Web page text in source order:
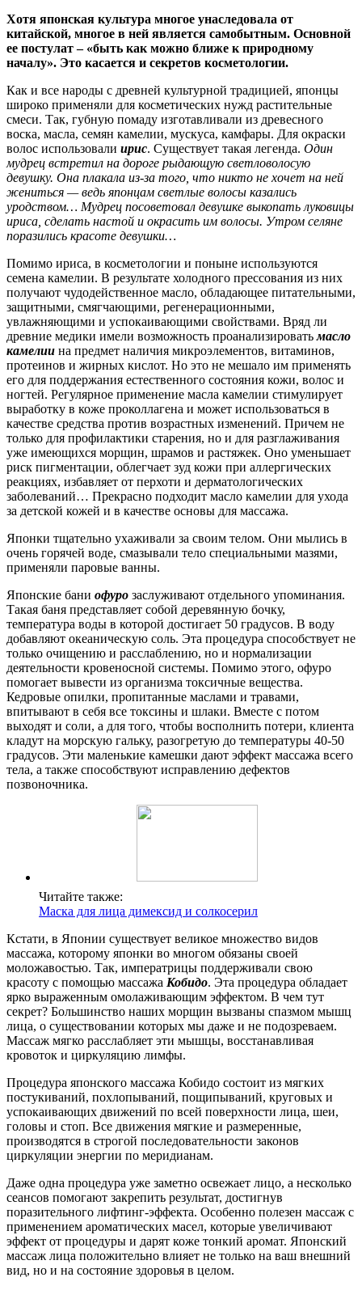
Хотя японская культура многое унаследовала от
китайской, многое в ней является самобытным. Основной
ее постулат – «быть как можно ближе к природному
началу». Это касается и секретов косметологии.
Как и все народы с древней культурной традицией, японцы
широко применяли для косметических нужд растительные
смеси. Так, губную помаду изготавливали из древесного
воска, масла, семян камелии, мускуса, камфары. Для окраски
волос использовали ирис. Существует такая легенда. Один
мудрец встретил на дороге рыдающую светловолосую
девушку. Она плакала из-за того, что никто не хочет на ней
жениться — ведь японцам светлые волосы казались
уродством… Мудрец посоветовал девушке выкопать луковицы
ириса, сделать настой и окрасить им волосы. Утром селяне
поразились красоте девушки…
Помимо ириса, в косметологии и поныне используются
семена камелии. В результате холодного прессования из них
получают чудодейственное масло, обладающее питательными,
защитными, смягчающими, регенерационными,
увлажняющими и успокаивающими свойствами. Вряд ли
древние медики имели возможность проанализироватьмасло
камелии на предмет наличия микроэлементов, витаминов,
протеинов и жирных кислот. Но это не мешало им применять
его для поддержания естественного состояния кожи, волос и
ногтей. Регулярное применение масла камелии стимулирует
выработку в коже проколлагена и может использоваться в
качестве средства против возрастных изменений. Причем не
только для профилактики старения, но и для разглаживания
уже имеющихся морщин, шрамов и растяжек. Оно уменьшает
риск пигментации, облегчает зуд кожи при аллергических
реакциях, избавляет от перхоти и дерматологических
заболеваний… Прекрасно подходит масло камелии для ухода
за детской кожей и в качестве основы для массажа.
Японки тщательно ухаживали за своим телом. Они мылись в
очень горячей воде, смазывали тело специальными мазями,
применяли паровые ванны.
Японские бани офуро заслуживают отдельного упоминания.
Такая баня представляет собой деревянную бочку,
температура воды в которой достигает 50 градусов. В воду
добавляют океаническую соль. Эта процедура способствует не
только очищению и расслаблению, но и нормализации
деятельности кровеносной системы. Помимо этого, офуро
помогает вывести из организма токсичные вещества.
Кедровые опилки, пропитанные маслами и травами,
впитывают в себя все токсины и шлаки. Вместе с потом
выходят и соли, а для того, чтобы восполнить потери, клиента
кладут на морскую гальку, разогретую до температуры 40-50
градусов. Эти маленькие камешки дают эффект массажа всего
тела, а также способствуют исправлению дефектов
позвоночника.
Читайте также:
Маска для лица димексид и солкосерил
Кстати, в Японии существует великое множество видов
массажа, которому японки во многом обязаны своей
моложавостью. Так, императрицы поддерживали свою
красоту с помощью массажа Кобидо. Эта процедура обладает
ярко выраженным омолаживающим эффектом. В чем тут
секрет? Большинство наших морщин вызваны спазмом мышц
лица, о существовании которых мы даже и не подозреваем.
Массаж мягко расслабляет эти мышцы, восстанавливая
кровоток и циркуляцию лимфы.
Процедура японского массажа Кобидо состоит из мягких
постукиваний, похлопываний, пощипываний, круговых и
успокаивающих движений по всей поверхности лица, шеи,
головы и стоп. Все движения мягкие и размеренные,
производятся в строгой последовательности законов
циркуляции энергии по меридианам.
Даже одна процедура уже заметно освежает лицо, а несколько
сеансов помогают закрепить результат, достигнув
поразительного лифтинг-эффекта. Особенно полезен массаж с
применением ароматических масел, которые увеличивают
эффект от процедуры и дарят коже тонкий аромат. Японский
массаж лица положительно влияет не только на ваш внешний
вид, но и на состояние здоровья в целом.